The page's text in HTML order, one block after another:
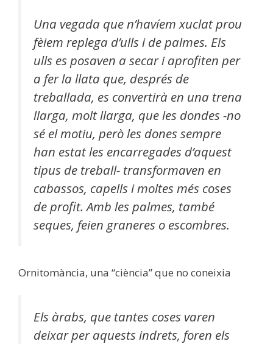
Una vegada que n’havíem xuclat prou
fèiem replega d’ulls i de palmes. Els
ulls es posaven a secar i aprofiten per
a fer la llata que, després de
treballada, es convertirà en una trena
llarga, molt llarga, que les dondes -no
sé el motiu, però les dones sempre
han estat les encarregades d’aquest
tipus de treball- transformaven en
cabassos, capells i moltes més coses
de profit. Amb les palmes, també
seques, feien graneres o escombres.
Ornitomància, una “ciència” que no coneixia
Els àrabs, que tantes coses varen
deixar per aquests indrets, foren els